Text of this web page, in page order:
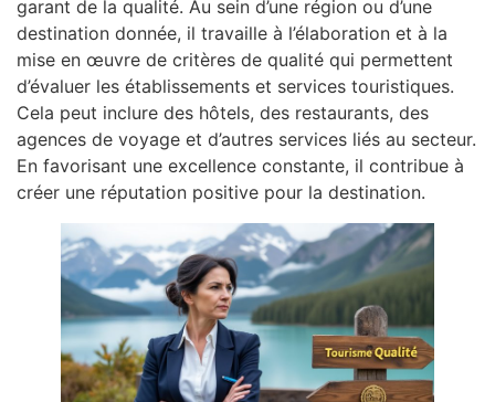
garant de la qualité. Au sein d’une région ou d’une
destination donnée, il travaille à l’élaboration et à la
mise en œuvre de critères de qualité qui permettent
d’évaluer les établissements et services touristiques.
Cela peut inclure des hôtels, des restaurants, des
agences de voyage et d’autres services liés au secteur.
En favorisant une excellence constante, il contribue à
créer une réputation positive pour la destination.